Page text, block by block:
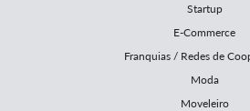
Startup
E-Commerce
Franquias / Redes de
Moda
Moveleiro